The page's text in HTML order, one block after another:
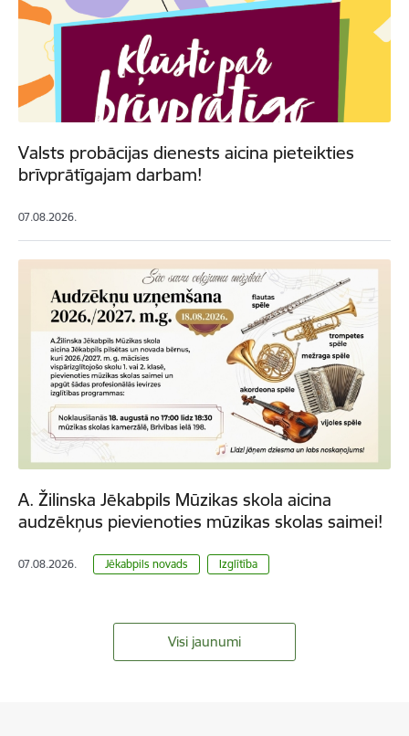
Valsts probācijas dienests aicina pieteikties
brīvprātīgajam darbam!
07.08.2026.
A. Žilinska Jēkabpils Mūzikas skola aicina
audzēkņus pievienoties mūzikas skolas saimei!
07.08.2026. Jēkabpils novads Izglītība
Visi jaunumi